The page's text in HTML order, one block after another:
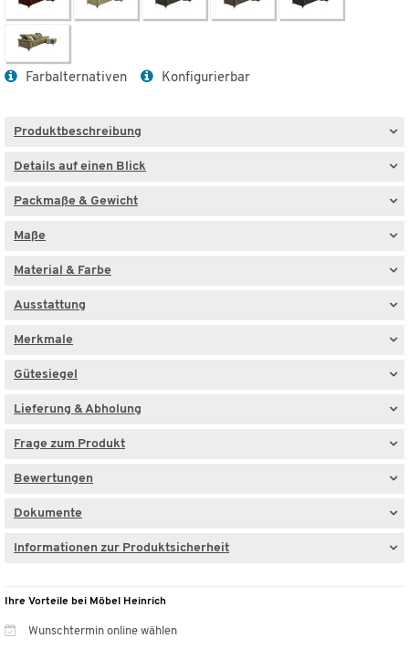
Farbalternativen Konfigurierbar
Produktbeschreibung
Details auf einen Blick
Packmaße & Gewicht
Maße
Material & Farbe
Ausstattung
Merkmale
Gütesiegel
Lieferung & Abholung
Frage zum Produkt
Bewertungen
Dokumente
Informationen zur Produktsicherheit
Ihre Vorteile bei Möbel Heinrich
Wunschtermin online wählen